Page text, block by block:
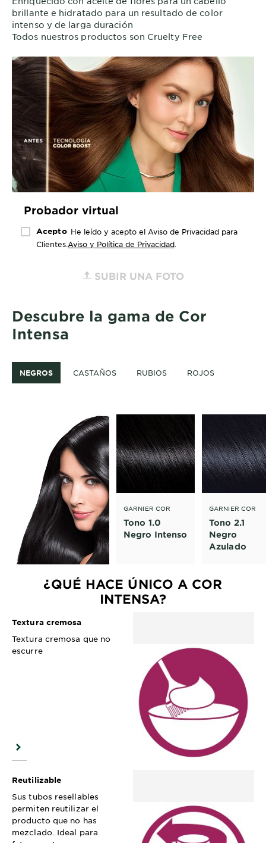
brillante e hidratado para un resultado de color
intenso y de larga duración
Todos nuestros productos son Cruelty Free
Probador virtual
Acepto He leído y acepto el Aviso de Privacidad para
Clientes. Aviso y Política de Privacidad
SUBIR UNA FOTO
Descubre la gama de Cor
Intensa
NEGROS CASTAÑOS RUBIOS ROJOS
GARNIER COR
Tono 1.0
Negro Intenso
GARNIER COR
Tono 2.1
Negro
Azulado
¿QUÉ HACE ÚNICO A COR
INTENSA?
Textura cremosa
Textura cremosa que no
escurre
Reutilizable
Sus tubos resellables
permiten reutilizar el
producto que no has
mezclado. Ideal para